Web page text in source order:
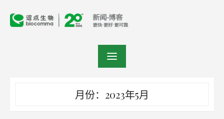
月份：2023年5月